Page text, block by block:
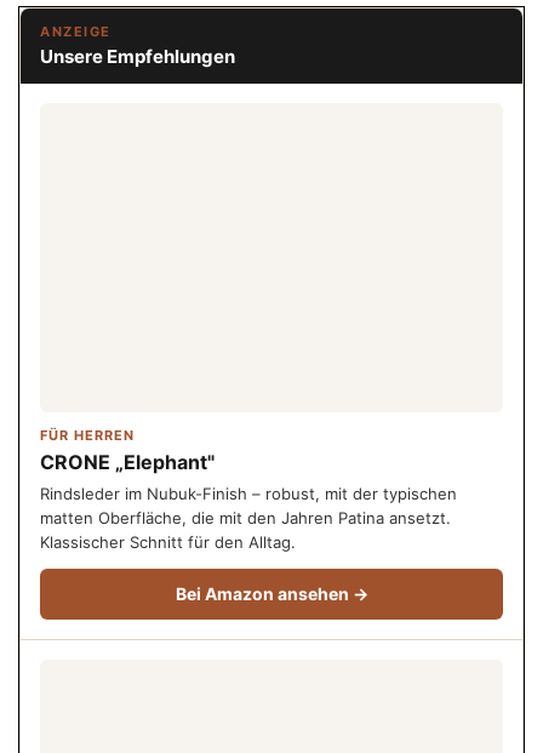
ANZEIGE
Unsere Empfehlungen
FÜR HERREN
CRONE „Elephant"
Rindsleder im Nubuk-Finish – robust, mit der typischen
matten Oberfläche, die mit den Jahren Patina ansetzt.
Klassischer Schnitt für den Alltag.
Bei Amazon ansehen →